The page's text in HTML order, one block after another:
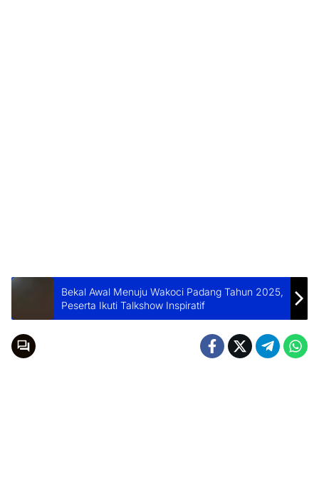
Bekal Awal Menuju Wakoci Padang Tahun 2025,
Peserta Ikuti Talkshow Inspiratif